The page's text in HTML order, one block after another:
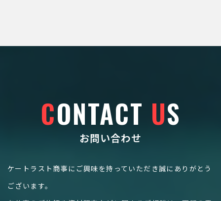
CONTACT US
お問い合わせ
ケートラスト商事にご興味を持っていただき誠にありがとう
ございます。